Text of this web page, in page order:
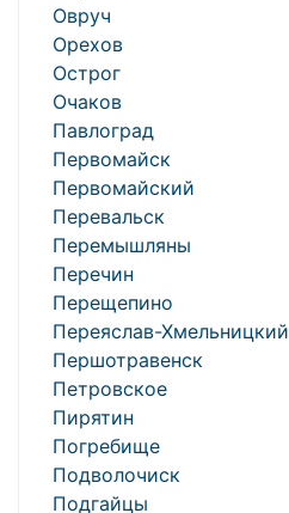
Овруч
Орехов
Острог
Очаков
Павлоград
Первомайск
Первомайский
Перевальск
Перемышляны
Перечин
Перещепино
Переяслав-Хмельницкий
Першотравенск
Петровское
Пирятин
Погребище
Подволочиск
Подгайцы